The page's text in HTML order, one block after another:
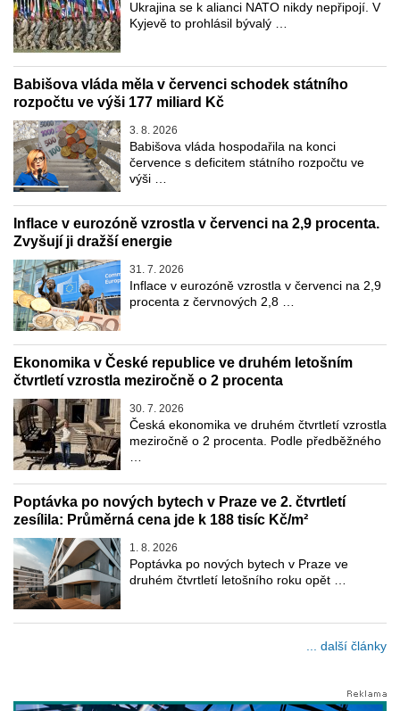
Ukrajina se k alianci NATO nikdy nepřipojí. V
Kyjevě to prohlásil bývalý …
Babišova vláda měla v červenci schodek státního
rozpočtu ve výši 177 miliard Kč
3. 8. 2026
Babišova vláda hospodařila na konci
července s deficitem státního rozpočtu ve
výši …
Inflace v eurozóně vzrostla v červenci na 2,9 procenta.
Zvyšují ji dražší energie
31. 7. 2026
Inflace v eurozóně vzrostla v červenci na 2,9
procenta z červnových 2,8 …
Ekonomika v České republice ve druhém letošním
čtvrtletí vzrostla meziročně o 2 procenta
30. 7. 2026
Česká ekonomika ve druhém čtvrtletí vzrostla
meziročně o 2 procenta. Podle předběžného
Poptávka po nových bytech v Praze ve 2. čtvrtletí
zesílila: Průměrná cena jde k 188 tisíc Kč/m²
1. 8. 2026
Poptávka po nových bytech v Praze ve
druhém čtvrtletí letošního roku opět …
... další články